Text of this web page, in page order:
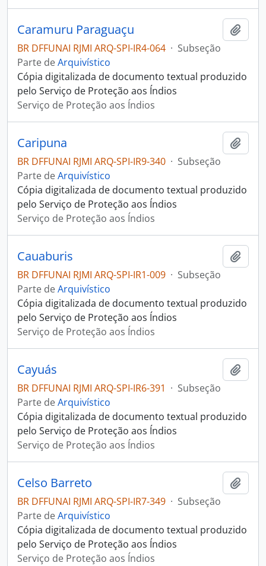
Caramuru Paraguaçu
BR DFFUNAI RJMI ARQ-SPI-IR4-064 · Subseção
Parte deArquivístico
Cópia digitalizada de documento textual produzido
pelo Serviço de Proteção aos Índios
Serviço de Proteção aos Índios
Caripuna
BR DFFUNAI RJMI ARQ-SPI-IR9-340 · Subseção
Parte deArquivístico
Cópia digitalizada de documento textual produzido
pelo Serviço de Proteção aos Índios
Serviço de Proteção aos Índios
Cauaburis
BR DFFUNAI RJMI ARQ-SPI-IR1-009 · Subseção
Parte deArquivístico
Cópia digitalizada de documento textual produzido
pelo Serviço de Proteção aos Índios
Serviço de Proteção aos Índios
Cayuás
BR DFFUNAI RJMI ARQ-SPI-IR6-391 · Subseção
Parte deArquivístico
Cópia digitalizada de documento textual produzido
pelo Serviço de Proteção aos Índios
Serviço de Proteção aos Índios
Celso Barreto
BR DFFUNAI RJMI ARQ-SPI-IR7-349 · Subseção
Parte deArquivístico
Cópia digitalizada de documento textual produzido
pelo Serviço de Proteção aos Índios
Serviço de Proteção aos Índios